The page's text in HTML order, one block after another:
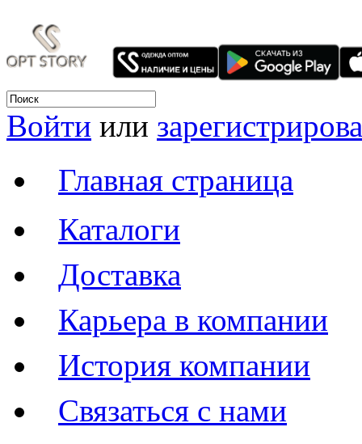
Войти или
Главная страница
Каталоги
Доставка
Карьера в компании
История компании
Связаться с нами